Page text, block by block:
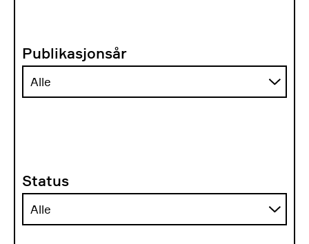
Publikasjonsår
Status